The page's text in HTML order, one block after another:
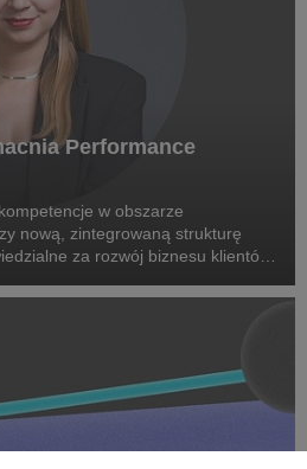
Performance
w obszarze
nową, zintegrowaną strukturę
za rozwój biznesu klientów
Marta Bińczyk jako H...